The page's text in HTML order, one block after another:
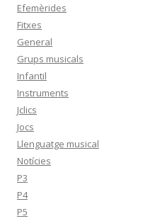
Efemèrides
Fitxes
General
Grups musicals
Infantil
Instruments
Jclics
Jocs
Llenguatge musical
Notícies
P3
P4
P5